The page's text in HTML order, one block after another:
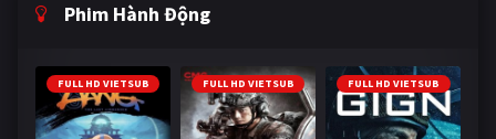
Phim Hành Động
FULL HD VIETSUB FULL HD VIETSUB FULL HD VIETSUB